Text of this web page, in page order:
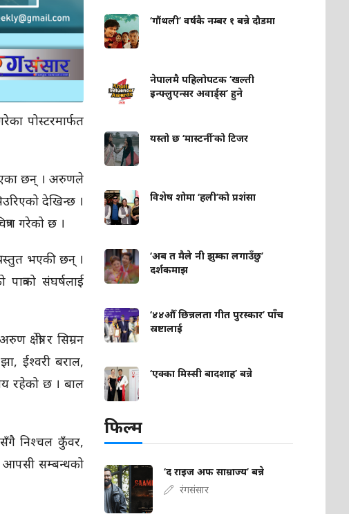
पोस्टरमार्फत
छन् । अरुणले
देखिन्छ ।
गरेको छ ।
भएकी छन् ।
संघर्षलाई
क्षेत्री र सिम्रन
ईश्वरी बराल,
रहेको छ । बाल
निश्चल कुँवर,
आपसी सम्बन्धको
‘गौंथली’ वर्षकै नम्बर १ बन्ने दौडमा
नेपालमै पहिलोपटक ‘खल्ती
इन्फ्लुएन्सर अवार्ड्स’ हुने
यस्तो छ ‘मास्टर्नी’को टिजर
विशेष शोमा ‘हली’को प्रशंसा
‘अब त मैले नी झुम्का लगाउँछु’
दर्शकमाझ
‘४४औँ छिन्नलता गीत पुरस्कार’ पाँच
स्रष्टालाई
‘एक्का मिस्सी बादशाह’ बन्ने
फिल्म
‘द राइज अफ साम्राज्य’ बन्ने
रंगसंसार